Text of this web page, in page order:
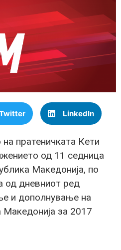
LinkedIn
пратеничката Кети
од 11 седница
Македонија, по
од дневниот ред
и дополнување на
Македонија за 2017